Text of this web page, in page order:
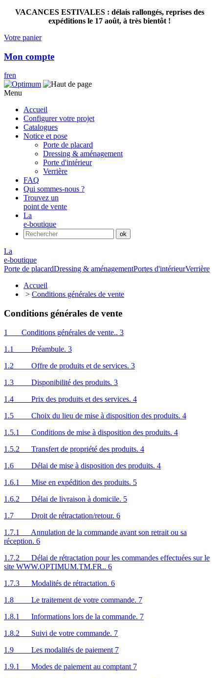
VACANCES ESTIVALES : délais rallongés, reprises des
expéditions le 17 août, à très bientôt !
Votre panier
Mon compte
fren
Menu
Accueil
Configurer votre projet
Catalogues
Notice et pose
Porte de placard
Dressing & aménagement
Porte d'intérieur
Verrière
FAQ
Qui sommes-nous ?
Trouvez un
point de vente
La
e-boutique
La
e-boutique
Porte de placardDressing & aménagementPortes d'intérieurVerrière
Accueil
> Conditions générales de vente
Conditions générales de vente
1 Conditions générales de vente.. 3
1.1 Préambule. 3
1.2 Offre de produits et de services. 3
1.3 Disponibilité des produits. 3
1.4 Prix des produits et des services. 4
1.5 Choix du lieu de mise à disposition des produits. 4
1.5.1 Conditions de mise à disposition des produits. 4
1.5.2 Transfert de propriété des produits. 4
1.6 Délai de mise à disposition des produits. 4
1.6.1 Mise en expédition des produits. 5
1.6.2 Délai de livraison à domicile. 5
1.7 Droit de rétractation/retour. 6
1.7.1 Annulation de la commande avant son retrait ou sa
réception. 6
1.7.2 Délai de rétractation pour les commandes effectuées sur le
site WWW.OPTIMUM.TM.FR.. 6
1.7.3 Modalités de rétractation. 6
1.8 Le traitement de votre commande. 7
1.8.1 Informations lors de la commande. 7
1.8.2 Suivi de votre commande. 7
1.9 Les modalités de paiement 7
1.9.1 Modes de paiement au comptant 7